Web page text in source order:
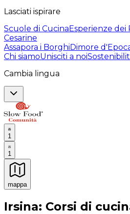
Lasciati ispirare
Scuole di CucinaEsperienze
Cesarine
Assapora i BorghiDimore
Chi siamoUnisciti a noi
Cambia lingua
1
1
mappa
Esperienze culinarie
Irsina: Corsi di